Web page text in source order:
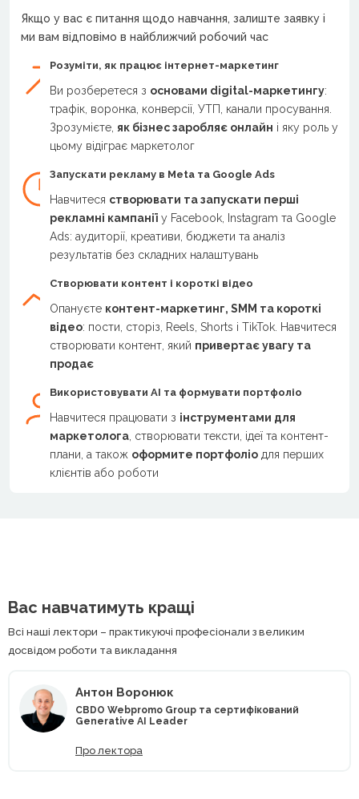
Якщо у вас є питання щодо навчання, залиште заявку і
ми вам відповімо в найближчий робочий час
Розуміти, як працює інтернет-маркетинг
Ви розберетеся з основами digital-маркетингу:
трафік, воронка, конверсії, УТП, канали просування.
Зрозумієте, як бізнес заробляє онлайн і яку роль у
цьому відіграє маркетолог
Запускати рекламу в Meta та Google Ads
Навчитеся створювати та запускати перші
рекламні кампанії у Facebook, Instagram та Google
Ads: аудиторії, креативи, бюджети та аналіз
результатів без складних налаштувань
Створювати контент і короткі відео
Опануєте контент-маркетинг, SMM та короткі
відео: пости, сторіз, Reels, Shorts і TikTok. Навчитеся
створювати контент, який привертає увагу та
продає
Використовувати AI та формувати портфоліо
Навчитеся працювати з інструментами для
маркетолога , створювати тексти, ідеї та контент-
плани, а також оформите портфоліо для перших
клієнтів або роботи
Вас навчатимуть кращі
Всі наші лектори – практикуючі професіонали з великим
досвідом роботи та викладання
Антон Воронюк
CBDO Webpromo Group та сертифікований
Generative AI Leader
Про лектора